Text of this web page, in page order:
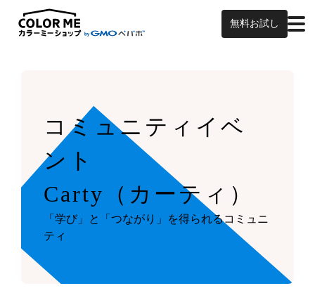
無料お試し
コミュニティイベ
ント
Carty（カーティ）
「学び」と「つながり」を得られるコミュニ
ティ